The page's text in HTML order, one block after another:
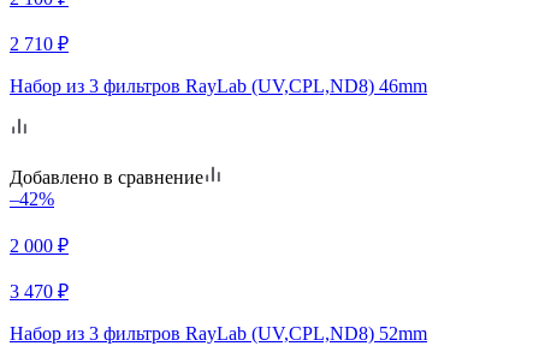
2 710 ₽
Набор из 3 фильтров RayLab (UV,CPL,ND8) 46mm
Добавлено в сравнение
–42%
2 000 ₽
3 470 ₽
Набор из 3 фильтров RayLab (UV,CPL,ND8) 52mm